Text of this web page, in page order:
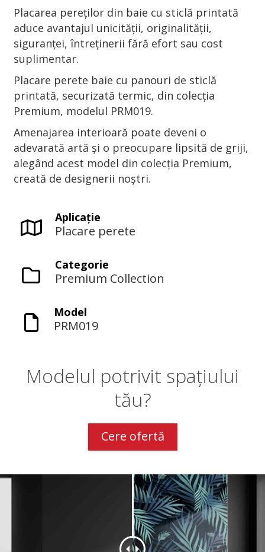
Placarea pereților din baie cu sticlă printată
aduce avantajul unicității, originalității,
siguranței, întreținerii fără efort sau cost
suplimentar.
Placare perete baie cu panouri de sticlă
printată, securizată termic, din colecția
Premium, modelul PRM019.
Amenajarea interioară poate deveni o
adevarată artă și o preocupare lipsită de griji,
alegând acest model din colecția Premium,
creată de designerii noștri.
Aplicaţie
Placare perete
Categorie
Premium Collection
Model
PRM019
Modelul potrivit spațiului
tău?
Cere ofertă